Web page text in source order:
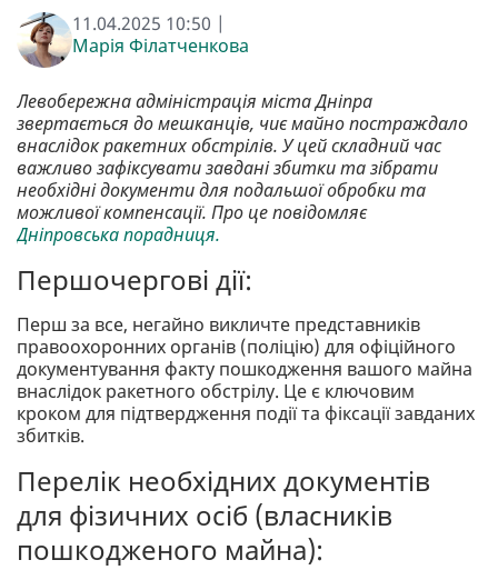
11.04.2025 10:50 |
Марія Філатченкова
Левобережна адміністрація міста Дніпра
звертається до мешканців, чиє майно постраждало
внаслідок ракетних обстрілів. У цей складний час
важливо зафіксувати завдані збитки та зібрати
необхідні документи для подальшої обробки та
можливої компенсації. Про це повідомляє
Дніпровська порадниця.
Першочергові дії:
Перш за все, негайно викличте представників
правоохоронних органів (поліцію) для офіційного
документування факту пошкодження вашого майна
внаслідок ракетного обстрілу. Це є ключовим
кроком для підтвердження події та фіксації завданих
збитків.
Перелік необхідних документів
для фізичних осіб (власників
пошкодженого майна):